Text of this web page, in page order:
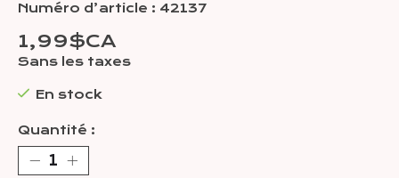
Numéro d’article : 42137
1,99$CA
Sans les taxes
En stock
Quantité :